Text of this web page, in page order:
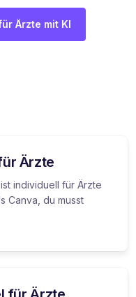
Ärzte mit KI
Ärzte
individuell für Ärzte
Canva, du musst